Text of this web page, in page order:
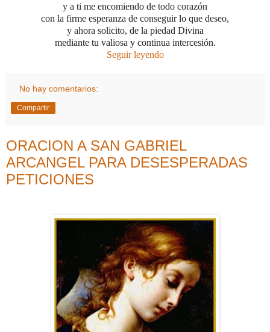
y a ti me encomiendo de todo corazón
con la firme esperanza de conseguirlo que deseo,
y ahora solicito, de la piedad Divina
mediante tu valiosa y continua intercesión.
Seguir leyendo
No hay comentarios:
Compartir
ORACION A SAN GABRIEL
ARCANGEL PARA DESESPERADAS
PETICIONES